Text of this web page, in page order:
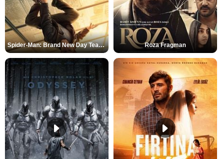
Spider-Man: Brand New Day Teaser Roza Fragman